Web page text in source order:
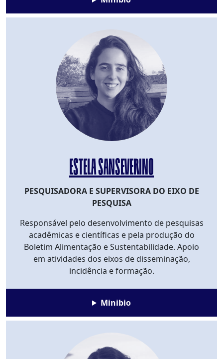
ESTELA SANSEVERINO
PESQUISADORA E SUPERVISORA DO EIXO DE
PESQUISA
Responsável pelo desenvolvimento de pesquisas
acadêmicas e científicas e pela produção do
Boletim Alimentação e Sustentabilidade. Apoio
em atividades dos eixos de disseminação,
incidência e formação.
Minibio